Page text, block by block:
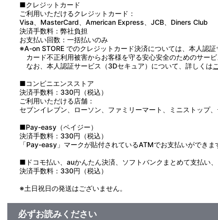
まい。やがて奮起したふたりは、かっこいいところを見せるべ
■第8話「人間未満」
元勇者・ブレイドの命を狙う謎のすべすべユニット。地下の
ンとして無限に復活できるという特性を持つため、全く手加減
作戦を実行し無事に勝利するが、この作戦は思わぬ作用をひき
■クレジットカード
ご利用いただけるクレジットカード：
Visa、MasterCard、American Express、JCB、Diners Club
決済手数料：弊社負担
お支払い回数：一括払いのみ
※A-on STORE でのクレジットカード決済については、本人認
カード不正利用被害からお客様を守る安心安全のためのサー
なお、本人認証サービス（3Dセキュア）について、詳しくは
■コンビニエンスストア
決済手数料：330円（税込）
ご利用いただける店舗：
セブンイレブン、ローソン、ファミリーマート、ミニストップ
■Pay-easy（ペイジー）
決済手数料：330円（税込）
「Pay-easy」マークが貼付されているATMでお支払いができま
■ドコモ払い、auかんたん決済、ソフトバンクまとめて支払い
決済手数料：330円（税込）
※土日祝日の発送はございません。
必ずお読みください